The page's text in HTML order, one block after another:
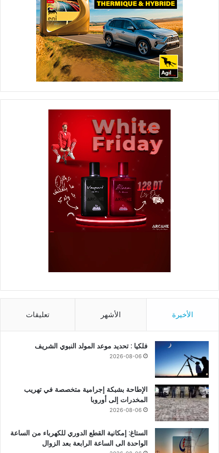
الأخيرة الأشهر تعليقات
فلكيا : تحديد موعد المولد النبوي الشريف
2026-08-06
الإطاحة بشبكة إجرامية متخصصة في تهريب
المخدرات إلى أوروبا
2026-08-06
الستاغ: إمكانية القطع الدوري للكهرباء من الساعة
الواحدة الى الساعة الرابعة بعد الزوال